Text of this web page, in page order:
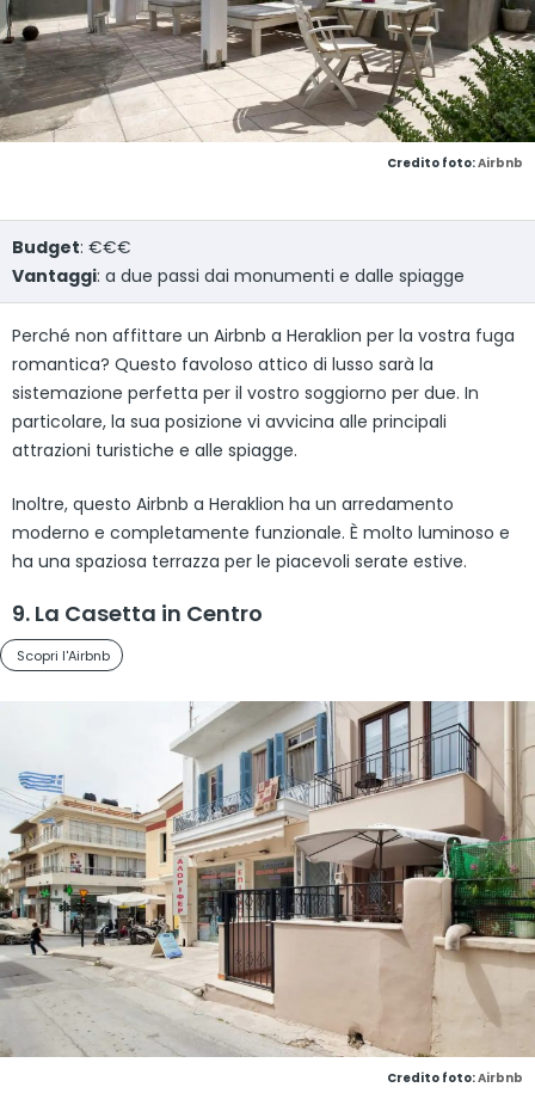
Credito foto:Airbnb
Budget: €€€
Vantaggi: a due passi dai monumenti e dalle spiagge
Perché non affittare un Airbnb a Heraklion per la vostra fuga
romantica? Questo favoloso attico di lusso sarà la
sistemazione perfetta per il vostro soggiorno per due. In
particolare, la sua posizione vi avvicina alle principali
attrazioni turistiche e alle spiagge.
Inoltre, questo Airbnb a Heraklion ha un arredamento
moderno e completamente funzionale. È molto luminoso e
ha una spaziosa terrazza per le piacevoli serate estive.
9. La Casetta in Centro
Scopri l'Airbnb
Credito foto:Airbnb